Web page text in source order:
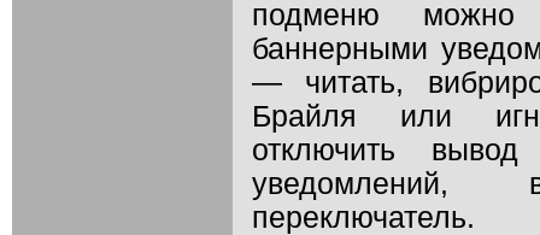
подменю можно
баннерными
— читать,
Брайля или
отключить
переключатель.